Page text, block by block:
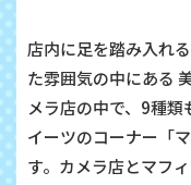
店内に足を踏み入れ
た雰囲気の中にある
メラ店の中で、9種
イーツのコーナー「
す。カメラ店とマフ